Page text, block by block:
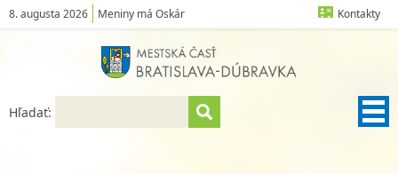
8. augusta 2026 Meniny má Oskár Kontakty
Hľadať: